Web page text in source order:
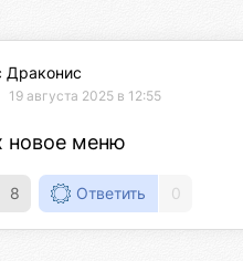
Драконис
19 августа 2025 в 12:55
новое меню
8 Ответить 0